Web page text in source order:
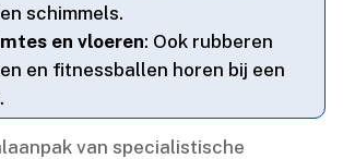
schimmels.​
en vloeren: Ook rubberen
en fitnessballen horen bij een
van specialistische